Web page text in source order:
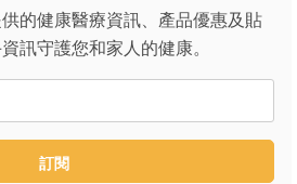
的健康醫療資訊、產品優惠及貼
訊守護您和家人的健康。
訂閱